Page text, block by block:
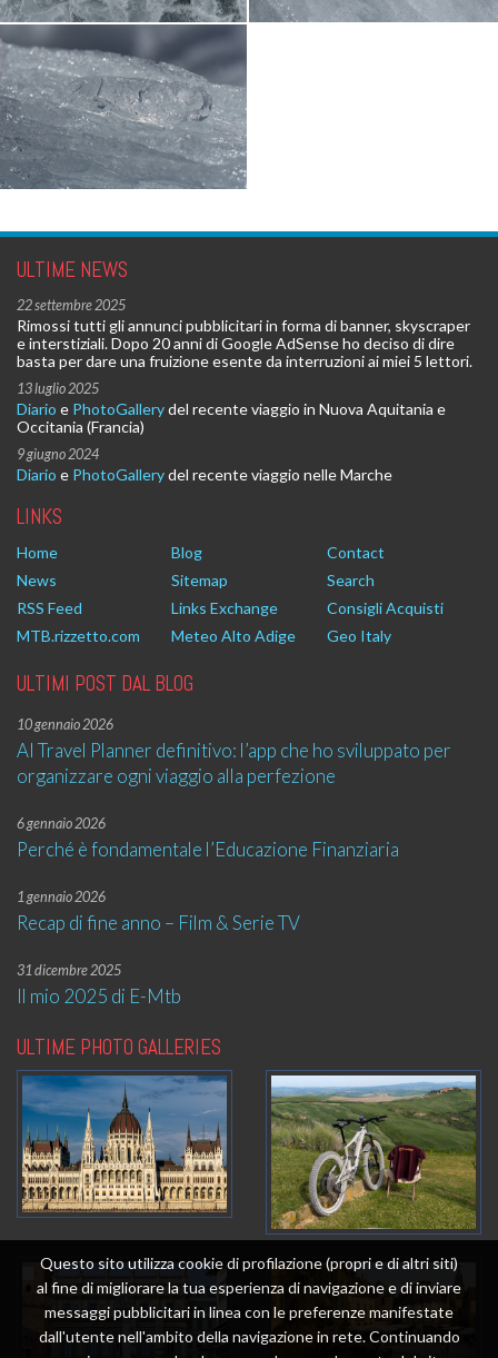
ULTIME NEWS
22 settembre 2025
Rimossi tutti gli annunci pubblicitari in forma di banner, skyscraper
e interstiziali. Dopo 20 anni di Google AdSense ho deciso di dire
basta per dare una fruizione esente da interruzioni ai miei 5 lettori.
13 luglio 2025
Diario e PhotoGallerydel recente viaggio in Nuova Aquitania e
Occitania (Francia)
9 giugno 2024
Diario e PhotoGallerydel recente viaggio nelle Marche
LINKS
Home Blog
Contact
News
Sitemap
Search
RSS Feed
Links Exchange
Consigli Acquisti
MTB.rizzetto.com
Meteo Alto Adige Geo Italy
ULTIMI POST DAL BLOG
10 gennaio 2026
AI Travel Planner definitivo: l’app che ho sviluppato per
organizzare ogni viaggio alla perfezione
6 gennaio 2026
Perché è fondamentale l’Educazione Finanziaria
1 gennaio 2026
Recap di fine anno – Film & Serie TV
31 dicembre 2025
Il mio 2025 di E-Mtb
ULTIME PHOTO GALLERIES
Questo sito utilizza cookie di profilazione (propri e di altri siti)
al fine di migliorare la tua esperienza di navigazione e di inviare
messaggi pubblicitari in linea con le preferenze manifestate
dall'utente nell'ambito della navigazione in rete. Continuando